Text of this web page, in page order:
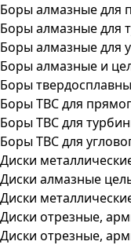
Боры алмазные для
Боры алмазные для
Боры алмазные для
Боры алмазные и
Боры
Боры ТВС для
Боры ТВС для
Боры ТВС для
Диски
Диски алмазные
Диски
Диски отрезные,
Диски отрезные,